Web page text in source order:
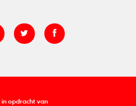
in opdracht van